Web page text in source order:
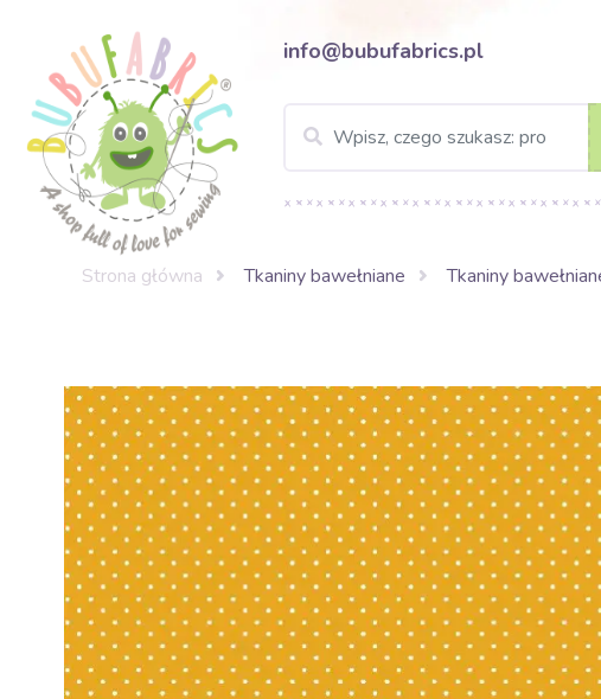
info@bubufabrics.pl
Strona główna Tkaniny bawełniane Tkaniny